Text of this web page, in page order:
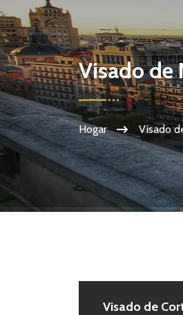
Visado de
Hogar Visado
Visado de